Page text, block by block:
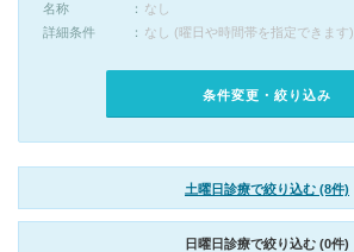
名称
なし
詳細条件
なし (曜日や時間帯を指定できます)
条件変更・絞り込み
土曜日診療で絞り込む (8件)
日曜日診療で絞り込む (0件)